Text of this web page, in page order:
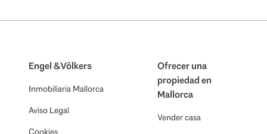
Engel & Völkers
Inmobiliaria Mallorca
Aviso Legal
Cookies
Ofrecer una
propiedad en
Mallorca
Vender casa